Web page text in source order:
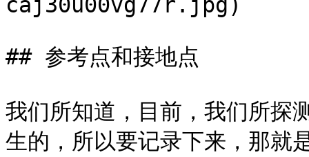
## 参考点和接地点
我们所知道，目前，我们所探
生的，所以要记录下来，那就